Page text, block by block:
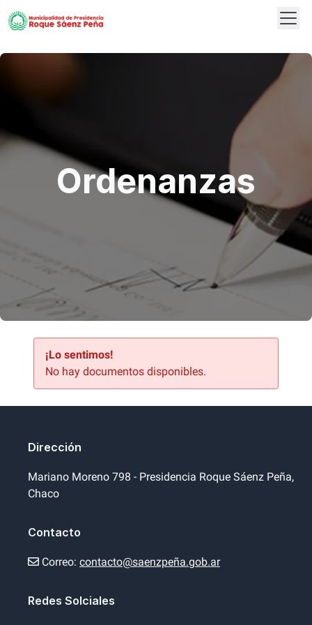
Ordenanzas
¡Lo sentimos!
No hay documentos disponibles.
Dirección
Mariano Moreno 798 - Presidencia Roque Sáenz Peña,
Chaco
Contacto
Correo: contacto@saenzpeña.gob.ar
Redes Solciales